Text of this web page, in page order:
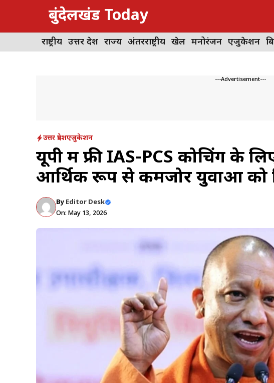
content
बुंदेलखंड Today
राष्ट्रीय उत्तर प्रदेश राज्य अंतरराष्ट्रीय खेल मनोरंजन एजुकेशन
---Advertisement---
उत्तर प्रदेशएजुकेशन
यूपी में फ्री IAS-PCS कोचिंग के
आर्थिक रूप से कमजोर युवाओं को
By Editor Desk
On: May 13, 2026